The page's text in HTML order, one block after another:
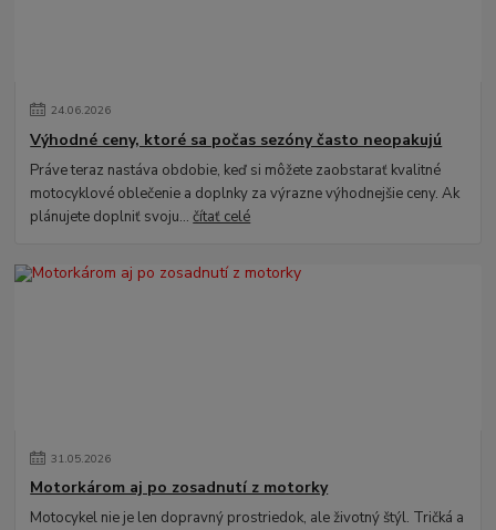
24.06.2026
Výhodné ceny, ktoré sa počas sezóny často neopakujú
Práve teraz nastáva obdobie, keď si môžete zaobstarať kvalitné
motocyklové oblečenie a doplnky za výrazne výhodnejšie ceny. Ak
plánujete doplniť svoju...čítať celé
31.05.2026
Motorkárom aj po zosadnutí z motorky
Motocykel nie je len dopravný prostriedok, ale životný štýl. Tričká a